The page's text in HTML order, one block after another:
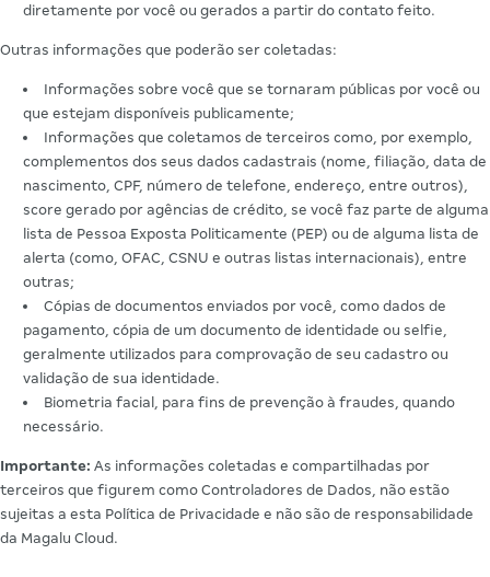
diretamente por você ou gerados a partir do contato feito.
Outras informações que poderão ser coletadas:
Informações sobre você que se tornaram públicas por você ou
que estejam disponíveis publicamente;
Informações que coletamos de terceiros como, por exemplo,
complementos dos seus dados cadastrais (nome, filiação, data de
nascimento, CPF, número de telefone, endereço, entre outros),
score gerado por agências de crédito, se você faz parte de alguma
lista de Pessoa Exposta Politicamente (PEP) ou de alguma lista de
alerta (como, OFAC, CSNU e outras listas internacionais), entre
outras;
Cópias de documentos enviados por você, como dados de
pagamento, cópia de um documento de identidade ou selfie,
geralmente utilizados para comprovação de seu cadastro ou
validação de sua identidade.
Biometria facial, para fins de prevenção à fraudes, quando
necessário.
Importante: As informações coletadas e compartilhadas por
terceiros que figurem como Controladores de Dados, não estão
sujeitas a esta Política de Privacidade e não são de responsabilidade
da Magalu Cloud.